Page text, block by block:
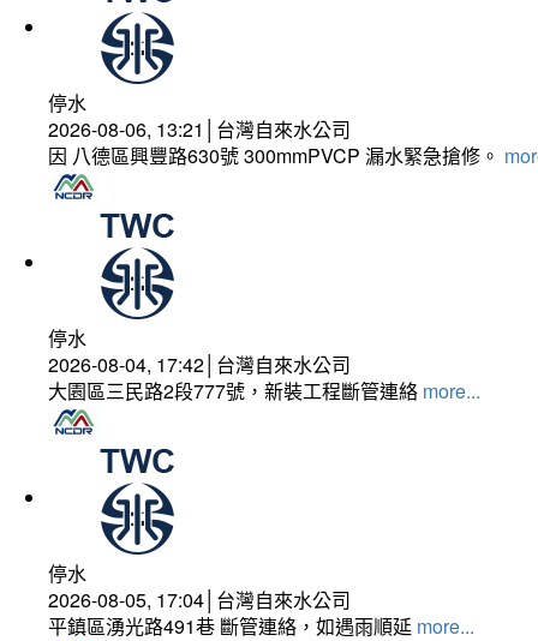
停水
2026-08-06, 13:21│台灣自來水公司
因 八德區興豐路630號 300mmPVCP 漏水緊急搶修。
停水
2026-08-04, 17:42│台灣自來水公司
大園區三民路2段777號，新裝工程斷管連絡 more...
停水
2026-08-05, 17:04│台灣自來水公司
平鎮區湧光路491巷 斷管連絡，如遇雨順延 more...